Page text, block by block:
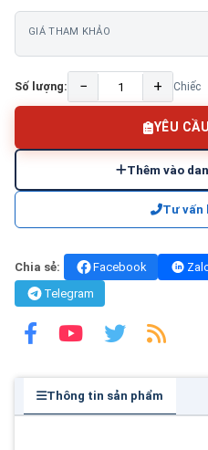
GIÁ THAM KHẢO
Số lượng: − + Chiếc
YÊU
Thêm vào
Tư vấn
Chia sẻ: Facebook
Telegram
Thông tin sản phẩm